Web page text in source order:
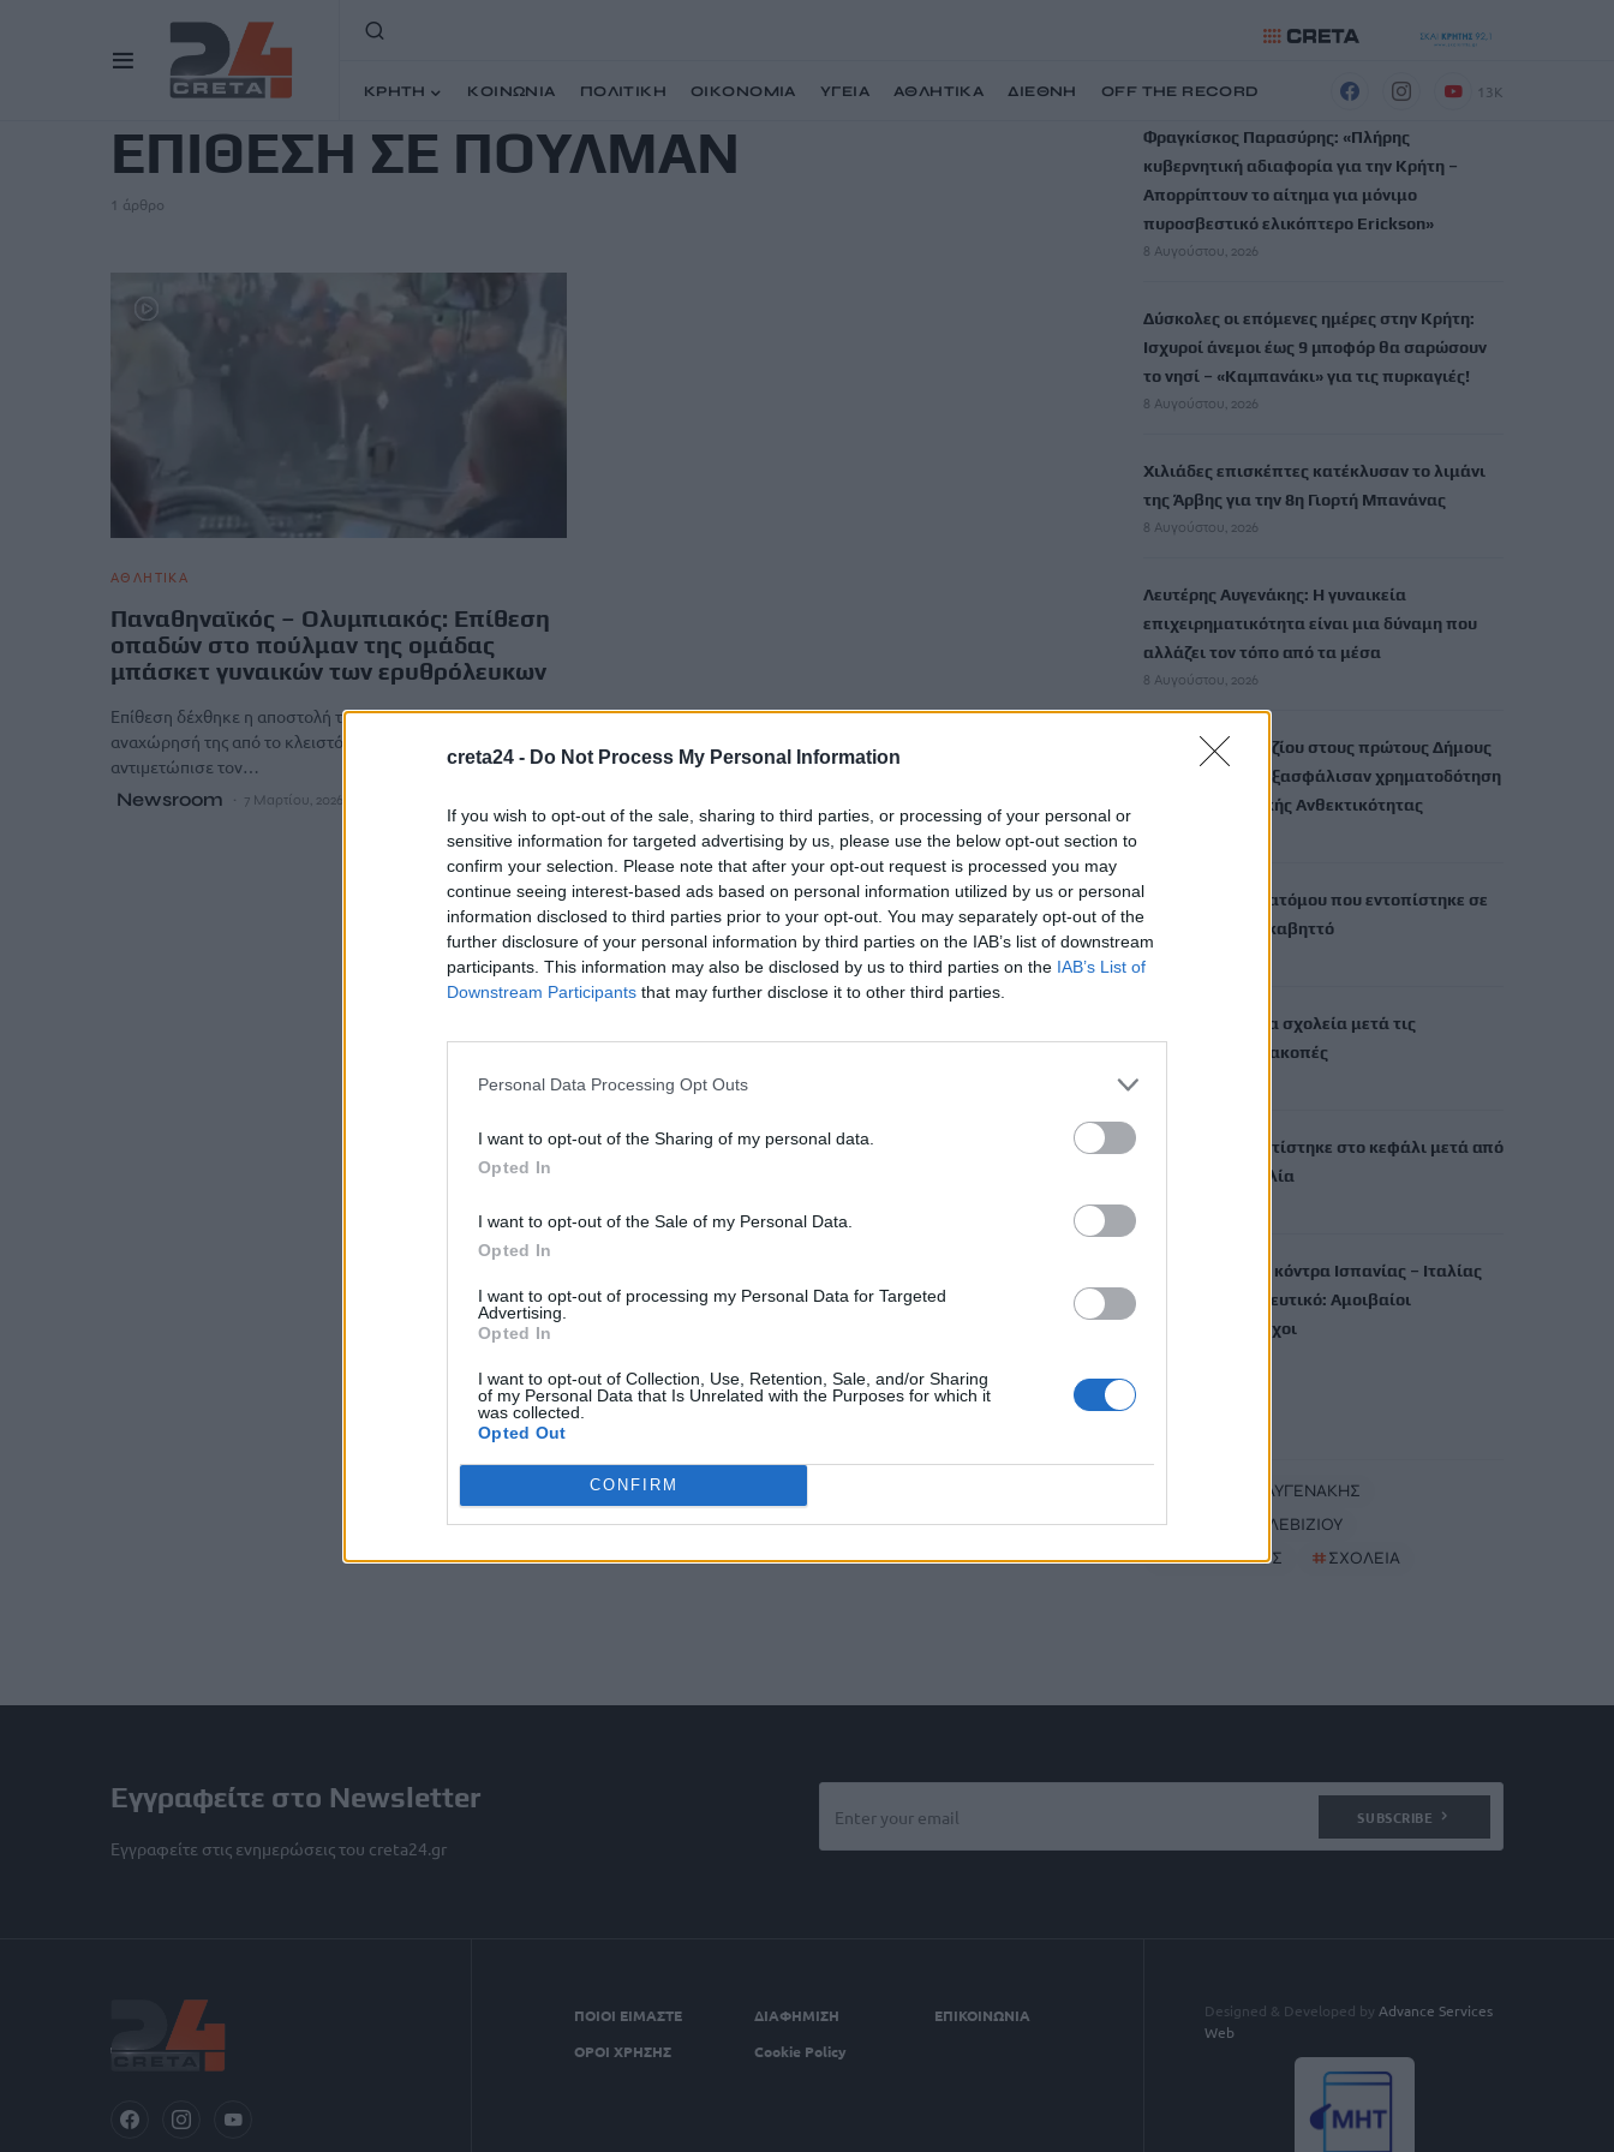
creta24 - Do Not Process My Personal Information
If you wish to opt-out of the sale, sharing to third parties, or processing of your personal or
sensitive information for targeted advertising by us, please use the below opt-out section to
confirm your selection. Please note that after your opt-out request is processed you may
continue seeing interest-based ads based on personal information utilized by us or personal
information disclosed to third parties prior to your opt-out. You may separately opt-out of the
further disclosure of your personal information by third parties on the IAB’s list of downstream
participants. This information may also be disclosed by us to third parties on the IAB’s List of
Downstream Participants that may further disclose it to other third parties.
Personal Data Processing Opt Outs
I want to opt-out of the Sharing of my personal data.
Opted In
I want to opt-out of the Sale of my Personal Data.
Opted In
I want to opt-out of processing my Personal Data for Targeted
Advertising.
Opted In
I want to opt-out of Collection, Use, Retention, Sale, and/or Sharing
of my Personal Data that Is Unrelated with the Purposes for which it
was collected.
Opted Out
CONFIRM
ΚΡΗΤΗ ΚΟΙΝΩΝΙΑ ΠΟΛΙΤΙΚΗ ΟΙΚΟΝΟΜΙΑ ΥΓΕΙΑ ΑΘΛΗΤΙΚΑ ΔΙΕΘΝΗ OFF THE RECORD 13K
ΕΠΙΘΕΣΗ ΣΕ ΠΟΥΛΜΑΝ
1 άρθρο
ΑΘΛΗΤΙΚΑ
Παναθηναϊκός – Ολυμπιακός: Επίθεση
οπαδών στο πούλμαν της ομάδας
μπάσκετ γυναικών των ερυθρόλευκων
Επίθεση δέχθηκε η αποστολή του Ολυμπιακού κατά την
αναχώρησή της από το κλειστό της Λεωφόρου, όπου
αντιμετώπισε τον…
Newsroom 7 Μαρτίου, 2026
ΡΟΗ ΕΙΔΗΣΕΩΝ
Φραγκίσκος Παρασύρης: «Πλήρης
κυβερνητική αδιαφορία για την Κρήτη –
Απορρίπτουν το αίτημα για μόνιμο
πυροσβεστικό ελικόπτερο Erickson»
8 Αυγούστου, 2026
Δύσκολες οι επόμενες ημέρες στην Κρήτη:
Ισχυροί άνεμοι έως 9 μποφόρ θα σαρώσουν
το νησί – «Καμπανάκι» για τις πυρκαγιές!
8 Αυγούστου, 2026
Χιλιάδες επισκέπτες κατέκλυσαν το λιμάνι
της Άρβης για την 8η Γιορτή Μπανάνας
8 Αυγούστου, 2026
Λευτέρης Αυγενάκης: Η γυναικεία
επιχειρηματικότητα είναι μια δύναμη που
αλλάζει τον τόπο από τα μέσα
8 Αυγούστου, 2026
Ο Δήμος Μαλεβιζίου στους πρώτους Δήμους
της χώρας που εξασφάλισαν χρηματοδότηση
για Σχέδιο Αστικής Ανθεκτικότητας
Θρίλερ με σορό ατόμου που εντοπίστηκε σε
σπηλιά στον Λυκαβηττό
Πότε ανοίγουν τα σχολεία μετά τις
καλοκαιρινές διακοπές
8χρονος τραυματίστηκε στο κεφάλι μετά από
βουτιά σε παραλία
Κλιμακώνεται η κόντρα Ισπανίας – Ιταλίας
για το μεταναστευτικό: Αμοιβαίοι
συνοριακοί έλεγχοι
ΛΕΥΤΕΡΗΣ ΑΥΓΕΝΑΚΗΣ
#
ΔΗΜΟΣ ΜΑΛΕΒΙΖΙΟΥ
#ΛΥΚΑΒΗΤΤΟΣ #ΣΧΟΛΕΙΑ
Εγγραφείτε στο Newsletter
Εγγραφείτε στις ενημερώσεις του creta24.gr
SUBSCRIBE
ΠΟΙΟΙ ΕΙΜΑΣΤΕ ΔΙΑΦΗΜΙΣΗ
ΕΠΙΚΟΙΝΩΝΙΑ
ΟΡΟΙ ΧΡΗΣΗΣ
Cookie Policy
Designed & Developed by Advance Services
Web